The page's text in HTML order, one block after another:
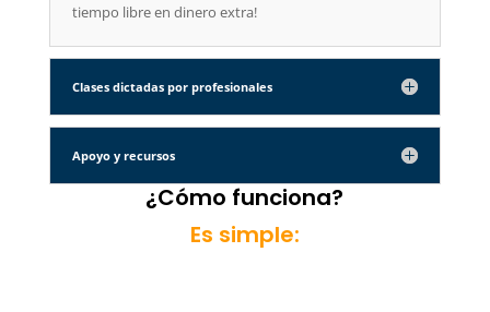
tiempo libre en dinero extra!
Clases dictadas por profesionales
Apoyo y recursos
¿Cómo funciona?
Es simple: